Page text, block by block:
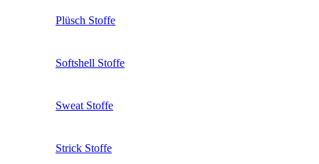
Plüsch Stoffe
Softshell Stoffe
Sweat Stoffe
Strick Stoffe